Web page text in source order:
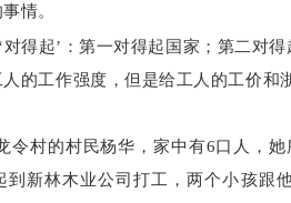
情。
对得起’：第一对得起国家；第二对得
的工作强度，但是给工人的工价
令村的村民杨华，家中有6口人，
到新林木业公司打工，两个小孩跟